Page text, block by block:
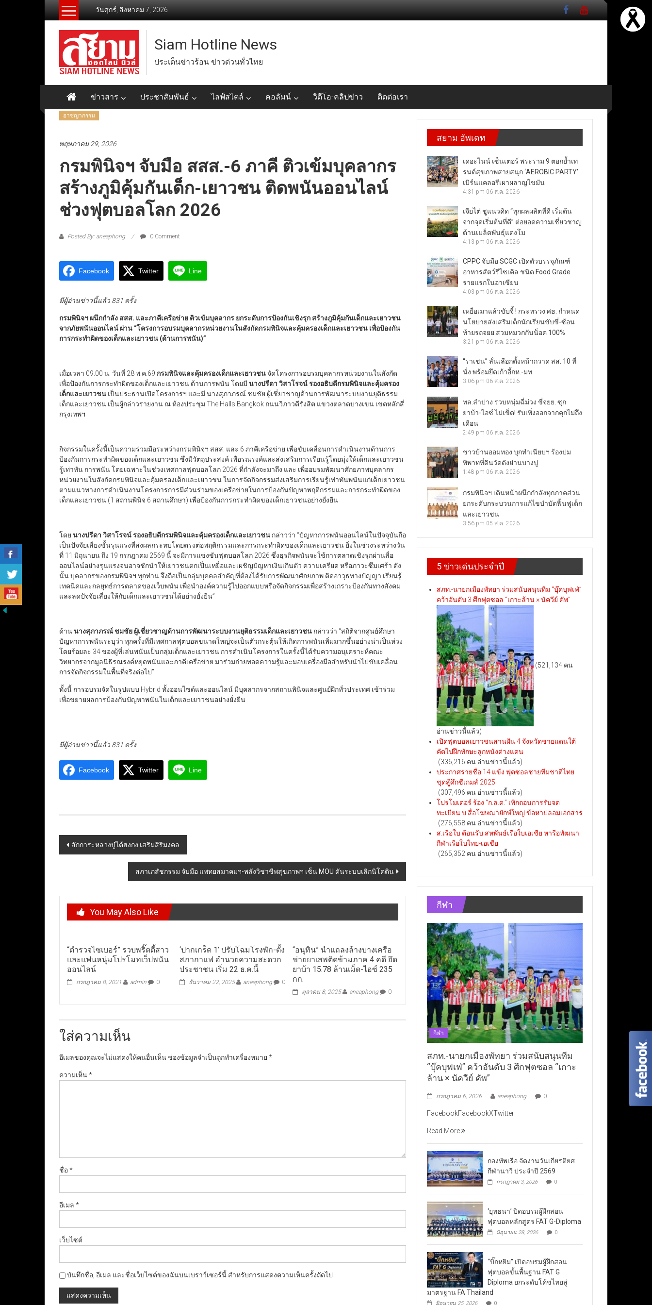
วันศุกร์, สิงหาคม 7, 2026
Siam Hotline News
ประเด็นข่าวร้อน ข่าวด่วนทั่วไทย
ข่าวสาร ประชาสัมพันธ์ ไลฟ์สไตล์ คอลัมน์ วิดีโอ-คลิปข่าว ติดต่อเรา
อาชญากรรม
พฤษภาคม 29, 2026
กรมพินิจฯ จับมือ สสส.-6 ภาคี ติวเข้มบุคลากร
สร้างภูมิคุ้มกันเด็ก-เยาวชน ติดพนันออนไลน์
ช่วงฟุตบอลโลก 2026
Posted By: aneaphong 0 Comment
Facebook Twitter Line
มีผู้อ่านข่าวนี้แล้ว 831 ครั้ง
กรมพินิจฯ ผนึกกำลัง สสส. และภาคีเครือข่าย ติวเข้มบุคลากร ยกระดับการป้องกันเชิงรุก สร้างภูมิคุ้มกันเด็กและเยาวชน
จากภัยพนันออนไลน์ ผ่าน “โครงการอบรมบุคลากรหน่วยงานในสังกัดกรมพินิจและคุ้มครองเด็กและเยาวชน เพื่อป้องกัน
การกระทำผิดของเด็กและเยาวชน (ด้านการพนัน)”
เมื่อเวลา 09.00 น. วันที่ 28 พ.ค.69 กรมพินิจและคุ้มครองเด็กและเยาวชน จัดโครงการอบรมบุคลากรหน่วยงานในสังกัด
เพื่อป้องกันการกระทำผิดของเด็กและเยาวชน ด้านการพนัน โดยมี นางปรีดา วิสาโรจน์ รองอธิบดีกรมพินิจและคุ้มครอง
เด็กและเยาวชน เป็นประธานเปิดโครงการฯ และมี นางสุภาภรณ์ ชมชัย ผู้เชี่ยวชาญด้านการพัฒนาระบบงานยุติธรรม
เด็กและเยาวชน เป็นผู้กล่าวรายงาน ณ ห้องประชุม The Halls Bangkok ถนนวิภาวดีรังสิต แขวงตลาดบางเขน เขตหลักสี่
กรุงเทพฯ
กิจกรรมในครั้งนี้เป็นความร่วมมือระหว่างกรมพินิจฯ สสส. และ 6 ภาคีเครือข่าย เพื่อขับเคลื่อนการดำเนินงานด้านการ
ป้องกันการกระทำผิดของเด็กและเยาวชน ซึ่งมีวัตถุประสงค์ เพื่อรณรงค์และส่งเสริมการเรียนรู้โดยมุ่งให้เด็กและเยาวชน
รู้เท่าทัน การพนัน โดยเฉพาะในช่วงเทศกาลฟุตบอลโลก 2026 ที่กำลังจะมาถึง และ เพื่ออบรมพัฒนาศักยภาพบุคลากร
หน่วยงานในสังกัดกรมพินิจและคุ้มครองเด็กและเยาวชน ในการจัดกิจกรรมส่งเสริมการเรียนรู้เท่าทันพนันแก่เด็กเยาวชน
ตามแนวทางการดำเนินงานโครงการการมีส่วนร่วมของเครือข่ายในการป้องกันปัญหาพฤติกรรมและการกระทำผิดของ
เด็กและเยาวชน (1 สถานพินิจ 6 สถานศึกษา) เพื่อป้องกันการกระทำผิดของเด็กเยาวชนอย่างยั่งยืน
โดย นางปรีดา วิสาโรจน์ รองอธิบดีกรมพินิจและคุ้มครองเด็กและเยาวชน กล่าวว่า “ปัญหาการพนันออนไลน์ในปัจจุบันถือ
เป็นปัจจัยเสี่ยงขั้นรุนแรงที่ส่งผลกระทบโดยตรงต่อพฤติกรรมและการกระทำผิดของเด็กและเยาวชน ยิ่งในช่วงระหว่างวัน
ที่ 11 มิถุนายน ถึง 19 กรกฎาคม 2569 นี้ จะมีการแข่งขันฟุตบอลโลก 2026 ซึ่งธุรกิจพนันจะใช้การตลาดเชิงรุกผ่านสื่อ
ออนไลน์อย่างรุนแรงจนอาจชักนำให้เยาวชนตกเป็นเหยื่อและเผชิญปัญหาเงินเกินตัว ความเครียด หรือภาวะซึมเศร้า ดัง
นั้น บุคลากรของกรมพินิจฯ ทุกท่าน จึงถือเป็นกลุ่มบุคคลสำคัญที่ต้องได้รับการพัฒนาศักยภาพ ติดอาวุธทางปัญญา เรียนรู้
เทคนิคและกลยุทธ์การตลาดของเว็บพนัน เพื่อนำองค์ความรู้ไปออกแบบหรือจัดกิจกรรมเพื่อสร้างเกราะป้องกันทางสังคม
และลดปัจจัยเสี่ยงให้กับเด็กและเยาวชนได้อย่างยั่งยืน”
ด้านนางสุภาภรณ์ ชมชัย ผู้เชี่ยวชาญด้านการพัฒนาระบบงานยุติธรรมเด็กและเยาวชน กล่าวว่า “สถิติจากศูนย์ศึกษา
ปัญหาการพนันระบุว่า ทุกครั้งที่มีเทศกาลฟุตบอลขนาดใหญ่จะเป็นตัวกระตุ้นให้เกิดการพนันเพิ่มมากขึ้นอย่างน่าเป็นห่วง
โดยร้อยละ 34 ของผู้ที่เล่นพนันเป็นกลุ่มเด็กและเยาวชน การดำเนินโครงการในครั้งนี้ได้รับความอนุเคราะห์คณะ
วิทยากรจากมูลนิธิรณรงค์หยุดพนันและภาคีเครือข่าย มาร่วมถ่ายทอดความรู้และมอบเครื่องมือสำหรับนำไปขับเคลื่อน
การจัดกิจกรรมในพื้นที่จริงต่อไป”
ทั้งนี้ การอบรมจัดในรูปแบบ Hybrid ทั้งออนไซด์และออนไลน์ มีบุคลากรจากสถานพินิจและศูนย์ฝึกทั่วประเทศ เข้าร่วม
เพื่อขยายผลการป้องกันปัญหาพนันในเด็กและเยาวชนอย่างยั่งยืน
มีผู้อ่านข่าวนี้แล้ว 831 ครั้ง
Facebook Twitter Line
Post
สักการะหลวงปู่ไต้ฮงกง เสริมสิริมงคล
สภาเภสัชกรรม จับมือ แพทยสมาคมฯ-พลังวิชาชีพสุขภาพฯ เซ็น MOU ดันระบบเลิกนิโคติน
You May Also Like
“ตำรวจไซเบอร์” รวบพริ๊ตตี้สาว
และแฟนหนุ่มโปรโมทเว็ปพนัน
ออนไลน์
กรกฎาคม 8, 2021 admin 0
‘ปากเกร็ด 1’ ปรับโฉมโรงพัก-ตั้ง
สภากาแฟ อำนวยความสะดวก
ประชาชน เริ่ม 22 ธ.ค.นี้
ธันวาคม 22, 2025 aneaphong 0
“อนุทิน” นำแถลงล้างบางเครือ
ข่ายยาเสพติดข้ามภาค 4 คดี ยึด
ยาบ้า 15.78 ล้านเม็ด-ไอซ์ 235
กก.
ตุลาคม 8, 2025 aneaphong 0
ใส่ความเห็น
อีเมลของคุณจะไม่แสดงให้คนอื่นเห็น ช่องข้อมูลจำเป็นถูกทำเครื่องหมาย *
ความเห็น*
ชื่อ*
อีเมล *
เว็บไซต์
บันทึกชื่อ, อีเมล และชื่อเว็บไซต์ของฉันบนเบราว์เซอร์นี้ สำหรับการแสดงความเห็นครั้งถัดไป
สยาม อัพเดท
เดอะไนน์ เซ็นเตอร์ พระราม 9 ตอกย้ำเท
รนด์สุขภาพสายสนุก ‘AEROBIC PARTY’
เบิร์นแคลอรีเผาผลาญไขมัน
4:31 pm 06 ส.ค. 2026
เจียไต๋ ชูแนวคิด “ทุกผลผลิตที่ดี เริ่มต้น
จากจุดเริ่มต้นที่ดี” ต่อยอดความเชี่ยวชาญ
ด้านเมล็ดพันธุ์แตงโม
4:13 pm 06 ส.ค. 2026
CPPC จับมือ SCGC เปิดตัวบรรจุภัณฑ์
อาหารสัตว์รีไซเคิล ชนิด Food Grade
รายแรกในอาเซียน
4:03 pm 06 ส.ค. 2026
เหยื่อเมาแล้วขับจี้ ! กระทรวง ศธ. กำหนด
นโยบายส่งเสริมเด็กนักเรียนขับขี่-ซ้อน
ท้ายรถจยย.สวมหมวกกันน็อค 100%
3:21 pm 06 ส.ค. 2026
“ราเชน” ลั่นเลือกตั้งหน้ากวาด สส. 10 ที่
นั่ง พร้อมยึดเก้าอี้กห.-มท.
3:06 pm 06 ส.ค. 2026
ทล.ลำปาง รวบหนุ่มฉี่ม่วง ขี่จยย. ซุก
ยาบ้า-ไอซ์ ไม่เข็ด! รับเพิ่งออกจากคุกไม่ถึง
เดือน
2:49 pm 06 ส.ค. 2026
ชาวบ้านออมทอง บุกทำเนียบฯ ร้องปม
พิพาทที่ดินวัดดังย่านบางปู
1:48 pm 06 ส.ค. 2026
กรมพินิจฯ เดินหน้าผนึกกำลังทุกภาคส่วน
ยกระดับกระบวนการแก้ไขบำบัดฟื้นฟูเด็ก
และเยาวชน
3:56 pm 05 ส.ค. 2026
5 ข่าวเด่นประจำปี
สภท.-นายกเมืองพัทยา ร่วมสนับสนุนทีม “บุ๊คบุฟเฟ่”
คว้าอันดับ 3 ศึกฟุตซอล “เกาะล้าน × นัควีย์ คัพ”
(521,134 คน
อ่านข่าวนี้แล้ว)
เปิดฟุตบอลเยาวชนสานฝัน 4 จังหวัดชายแดนใต้
คัดไปฝึกทักษะลูกหนังต่างแดน
(336,216 คน อ่านข่าวนี้แล้ว)
ประกาศรายชื่อ 14 แข้ง ฟุตซอลชายทีมชาติไทย
ชุดสู้ศึกซีเกมส์ 2025
(307,496 คน อ่านข่าวนี้แล้ว)
โปรโมเตอร์ ร้อง “ก.ล.ต.” เพิกถอนการรับจด
ทะเบียน บ.สื่อโฆษณายักษ์ใหญ่ ข้อหาปลอมเอกสาร
(276,558 คน อ่านข่าวนี้แล้ว)
ส.เรือใบ ต้อนรับ สหพันธ์เรือใบเอเชีย หารือพัฒนา
กีฬาเรือใบไทย-เอเชีย
(265,352 คน อ่านข่าวนี้แล้ว)
กีฬา
กีฬา
สภท.-นายกเมืองพัทยา ร่วมสนับสนุนทีม
“บุ๊คบุฟเฟ่” คว้าอันดับ 3 ศึกฟุตซอล “เกาะ
ล้าน × นัควีย์ คัพ”
กรกฎาคม 6, 2026 aneaphong 0
FacebookFacebookXTwitter
Read More
กองทัพเรือ จัดงานวันเกียรติยศ
กีฬานาวี ประจำปี 2569
กรกฎาคม 3, 2026 0
‘ยุทธนา’ ปิดอบรมผู้ฝึกสอน
ฟุตบอลหลักสูตร FAT G-Diploma
มิถุนายน 28, 2026 0
“บิ๊กหยิม” เปิดอบรมผู้ฝึกสอน
ฟุตบอลขั้นพื้นฐาน FAT G
Diploma ยกระดับโค้ชไทยสู่
มาตรฐาน FA Thailand
มิถุนายน 25, 2026 0